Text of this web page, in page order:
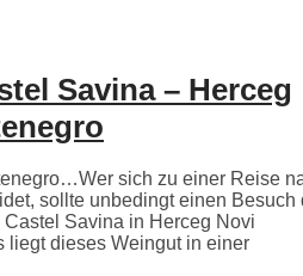
Savina – Herceg
sich zu einer Reise
sollte unbedingt einen Besuch
Savina in Herceg Novi
liegt dieses Weingut in einer